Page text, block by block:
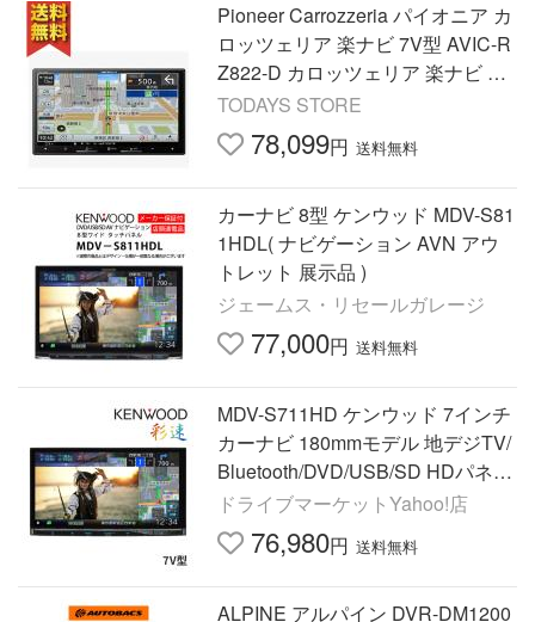
Pioneer Carrozzeria パイオニア カ
ロッツェリア 楽ナビ 7V型 AVIC-R
Z822-D カロッツェリア 楽ナビ カ
ーナビ本体
TODAYS STORE
78,099円 送料無料
カーナビ 8型 ケンウッド MDV-S81
1HDL( ナビゲーション AVN アウ
トレット 展示品 )
ジェームス・リセールガレージ
77,000円 送料無料
MDV-S711HD ケンウッド 7インチ
カーナビ 180mmモデル 地デジTV/
Bluetooth/DVD/USB/SD HDパネル
彩速ナビ フルセグ(MDV-S710の後
継品)
ドライブマーケットYahoo!店
76,980円 送料無料
ALPINE アルパイン DVR-DM1200